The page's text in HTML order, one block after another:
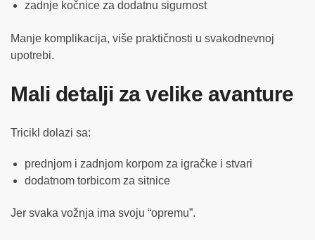
zadnje kočnice za dodatnu sigurnost
Manje komplikacija, više praktičnosti u svakodnevnoj
upotrebi.
Mali detalji za velike avanture
Tricikl dolazi sa:
prednjom i zadnjom korpom za igračke i stvari
dodatnom torbicom za sitnice
Jer svaka vožnja ima svoju “opremu”.